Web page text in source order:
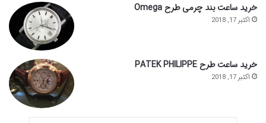
خرید ساعت بند چرمی طرح Omega
اکتبر 17, 2018
خرید ساعت طرح PATEK PHILIPPE
اکتبر 17, 2018